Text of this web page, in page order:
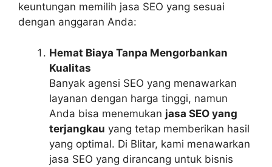
keuntungan memilih jasa SEO yang sesuai
dengan anggaran Anda:
Hemat Biaya Tanpa Mengorbankan
Kualitas
Banyak agensi SEO yang menawarkan
layanan dengan harga tinggi, namun
Anda bisa menemukan jasa SEO yang
terjangkau yang tetap memberikan hasil
yang optimal. Di Blitar, kami menawarkan
jasa SEO yang dirancang untuk bisnis